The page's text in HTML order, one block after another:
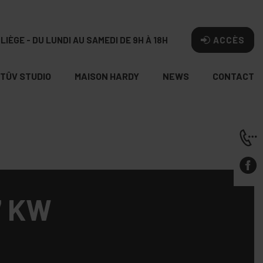
- DU LUNDI AU SAMEDI DE 9H À 18H ACCÈS
STUDIO MAISON HARDY NEWS CONTACT
KW